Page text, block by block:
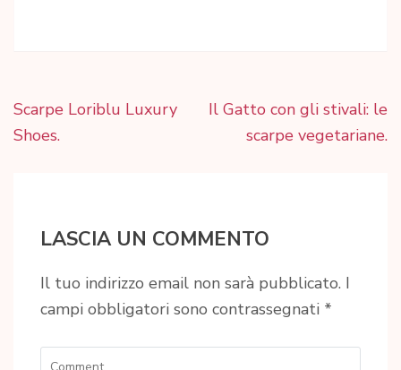
Navigazione
articoli
Scarpe Loriblu Luxury
Shoes.
Il Gatto con gli stivali: le
scarpe vegetariane.
LASCIA UN COMMENTO
Il tuo indirizzo email non sarà pubblicato. I
campi obbligatori sono contrassegnati *
Comment